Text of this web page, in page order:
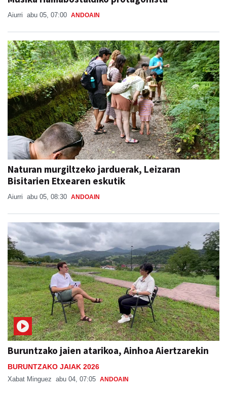
Aiurri abu 05, 07:00 ANDOAIN
Naturan murgiltzeko jarduerak, Leizaran
Bisitarien Etxearen eskutik
Aiurri abu 05, 08:30 ANDOAIN
Buruntzako jaien atarikoa, Ainhoa Aiertzarekin
BURUNTZAKO JAIAK 2026
Xabat Minguez abu 04, 07:05 ANDOAIN